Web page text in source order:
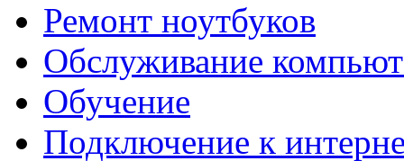
Ремонт ноутбуков
Обслуживание
Обучение
Подключение к